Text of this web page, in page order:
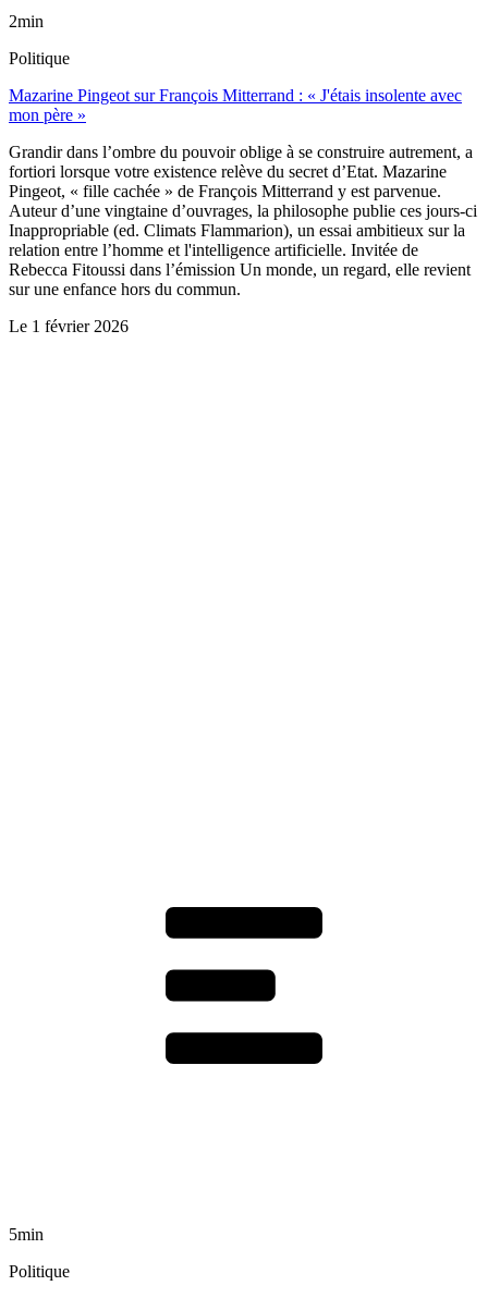
2min
Politique
Mazarine Pingeot sur François Mitterrand : « J'étais insolente avec
mon père »
Grandir dans l’ombre du pouvoir oblige à se construire autrement, a
fortiori lorsque votre existence relève du secret d’Etat. Mazarine
Pingeot, « fille cachée » de François Mitterrand y est parvenue.
Auteur d’une vingtaine d’ouvrages, la philosophe publie ces jours-ci
Inappropriable (ed. Climats Flammarion), un essai ambitieux sur la
relation entre l’homme et l'intelligence artificielle. Invitée de
Rebecca Fitoussi dans l’émission Un monde, un regard, elle revient
sur une enfance hors du commun.
Le 1 février 2026
5min
Politique